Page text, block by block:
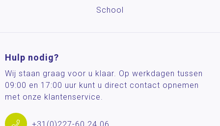
School
Hulp nodig?
Wij staan graag voor u klaar. Op werkdagen tussen
09:00 en 17:00 uur kunt u direct contact opnemen
met onze klantenservice.